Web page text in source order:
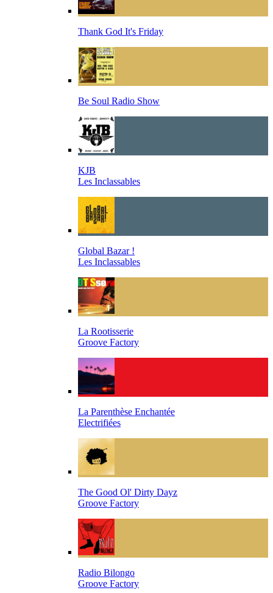
Thank God It's Friday
Be Soul Radio Show
KJB
Les Inclassables
Global Bazar !
Les Inclassables
La Rootisserie
Groove Factory
La Parenthèse Enchantée
Electrifiées
The Good Ol' Dirty Dayz
Groove Factory
Radio Bilongo
Groove Factory